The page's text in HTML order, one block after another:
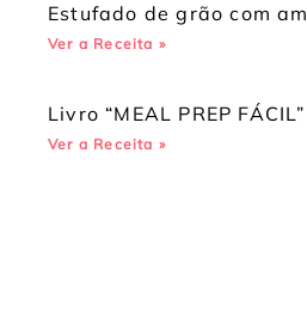
Estufado de grão com
Ver a Receita »
Livro “MEAL PREP FÁCIL”
Ver a Receita »